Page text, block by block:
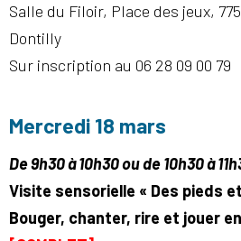
Salle du Filoir, Place des jeux,
Dontilly
Sur inscription au 06 28 09 00 79
Mercredi 18 mars
De 9h30 à 10h30 ou de 10h30 à
Visite sensorielle « Des pieds
Bouger, chanter, rire et jouer